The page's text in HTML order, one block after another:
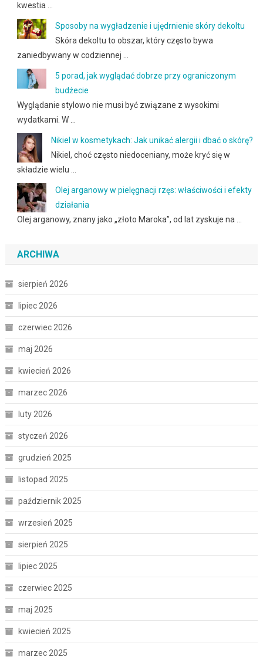
kwestia …
Sposoby na wygładzenie i ujędrnienie skóry dekoltu
Skóra dekoltu to obszar, który często bywa
zaniedbywany w codziennej …
5 porad, jak wyglądać dobrze przy ograniczonym
budżecie
Wyglądanie stylowo nie musi być związane z wysokimi
wydatkami. W …
Nikiel w kosmetykach: Jak unikać alergii i dbać o skórę?
Nikiel, choć często niedoceniany, może kryć się w
składzie wielu …
Olej arganowy w pielęgnacji rzęs: właściwości i efekty
działania
Olej arganowy, znany jako „złoto Maroka”, od lat zyskuje na …
ARCHIWA
sierpień 2026
lipiec 2026
czerwiec 2026
maj 2026
kwiecień 2026
marzec 2026
luty 2026
styczeń 2026
grudzień 2025
listopad 2025
październik 2025
wrzesień 2025
sierpień 2025
lipiec 2025
czerwiec 2025
maj 2025
kwiecień 2025
marzec 2025